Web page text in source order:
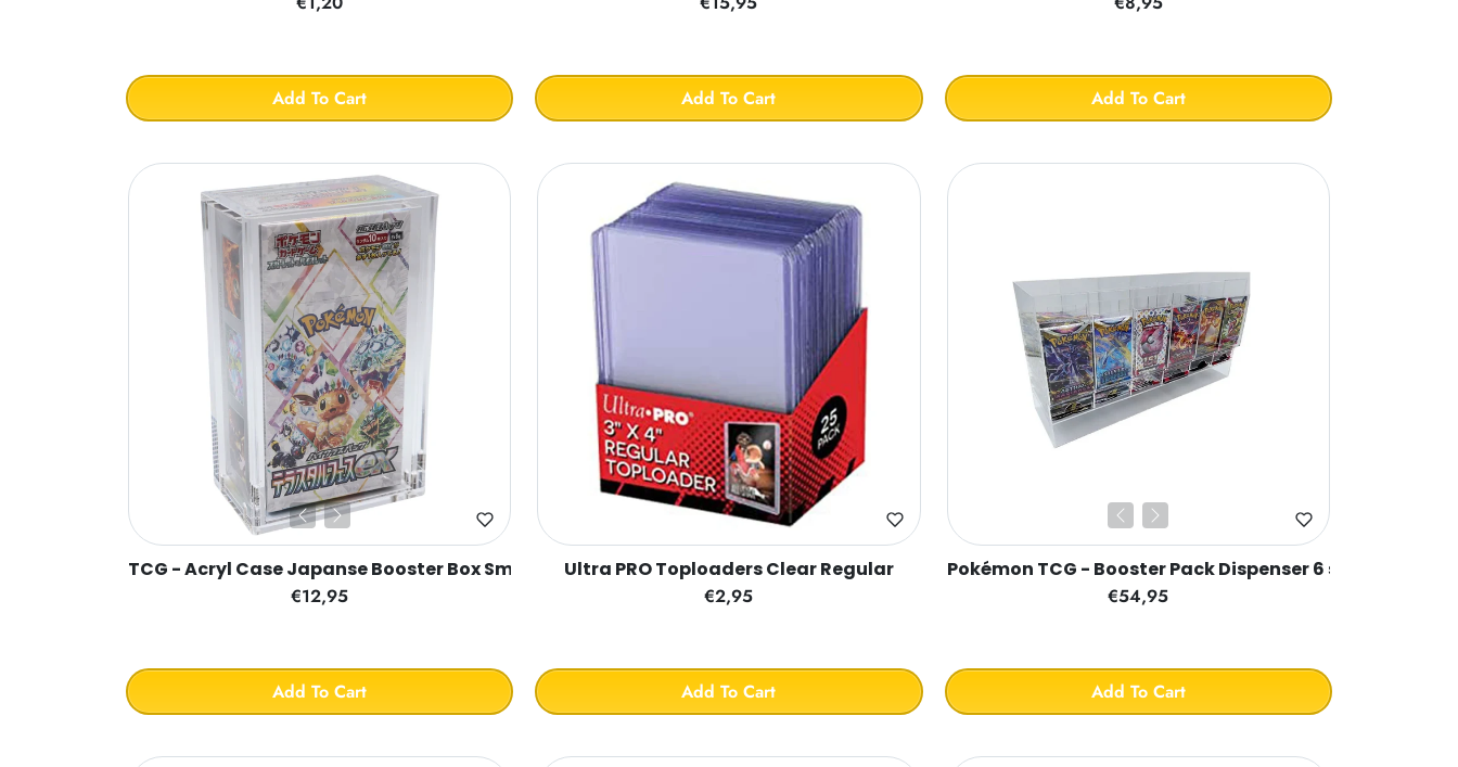
Add To Cart Add To Cart Add To Cart
TCG - Acryl Case Japanse Booster Box Small
€12,95
Add To Cart
Ultra PRO Toploaders Clear Regular
€2,95
Add To Cart
Pokémon TCG - Booster Pack Dispenser 6 slot
€54,95
Add To Cart